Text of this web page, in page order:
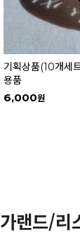
기획상품(10개세
용품
6,000
가랜드/리